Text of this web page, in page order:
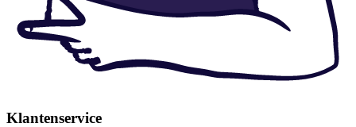
Klantenservice